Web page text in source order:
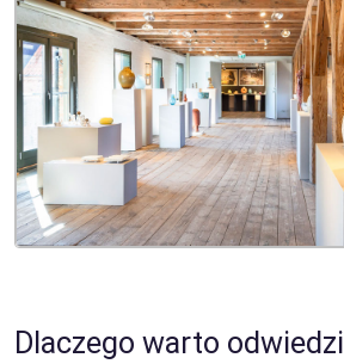
Dlaczego warto